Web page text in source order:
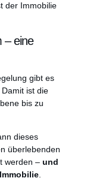
der Immobilie
– eine
gibt es
ist die
bis zu
dieses
überlebenden
werden – und